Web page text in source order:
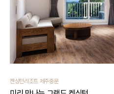
켄싱턴리조트 제주중문